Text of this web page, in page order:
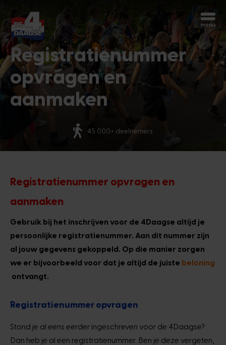
Registratienummer
opvragen en
aanmaken
Meer dan 70 nationaliteiten
Registratienummer opvragen en
aanmaken
Gebruik bij het inschrijven voor de 4Daagse altijd je
persoonlijke registratienummer. Aan dit nummer zijn
al jouw gegevens gekoppeld. Op die manier zorgen
we er bijvoorbeeld voor dat je altijd de juiste beloning
ontvangt.
Registratienummer opvragen
Stond je al eens eerder ingeschreven voor de 4Daagse?
Dan heb je al een registratienummer. Ben je deze vergeten,
Begin opnieuw
Chatbot Miles
Stel je vragen 24/7
Vandaag
Hoi, ik ben Miles, de chatbot van de
4Daagse. Waar kan ik je mee helpen?